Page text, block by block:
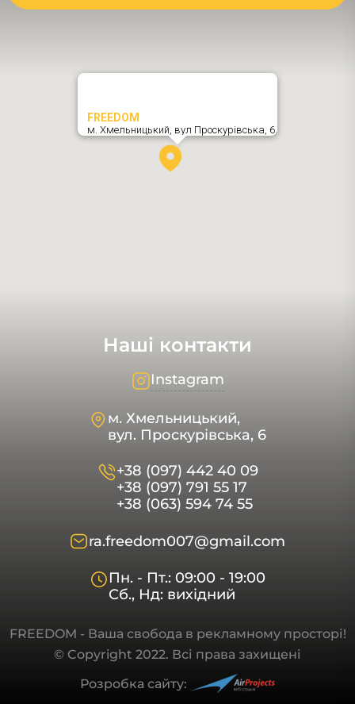
Наші контакти
Instagram
м. Хмельницький,
вул. Проскурівська, 6
+38 (097) 442 40 09
+38 (097) 791 55 17
+38 (063) 594 74 55
ra.freedom007@gmail.com
Пн. - Пт.: 09:00 - 19:00
Сб., Нд: вихідний
FREEDOM
м. Хмельницький, вул Проскурівська, 6,
FREEDOM - Ваша свобода в рекламному просторі!
© Copyright 2022. Всі права захищені
Розробка сайту: